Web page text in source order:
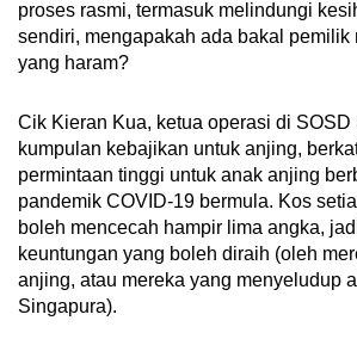
proses rasmi, termasuk melindungi
sendiri, mengapakah ada bakal pemilik
yang haram?
Cik Kieran Kua, ketua operasi di
kumpulan kebajikan untuk anjing,
permintaan tinggi untuk anak anjing
pandemik COVID-19 bermula. Kos
boleh mencecah hampir lima angka,
keuntungan yang boleh diraih (oleh
anjing, atau mereka yang menyeludup
Singapura).